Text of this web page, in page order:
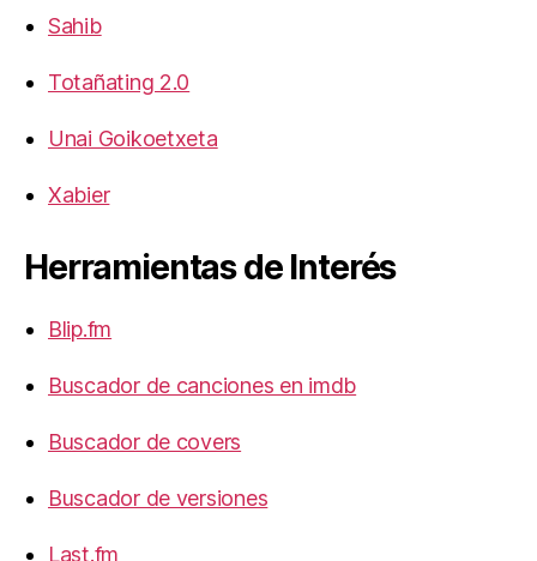
Sahib
Totañating 2.0
Unai Goikoetxeta
Xabier
Herramientas de Interés
Blip.fm
Buscador de canciones en imdb
Buscador de covers
Buscador de versiones
Last.fm